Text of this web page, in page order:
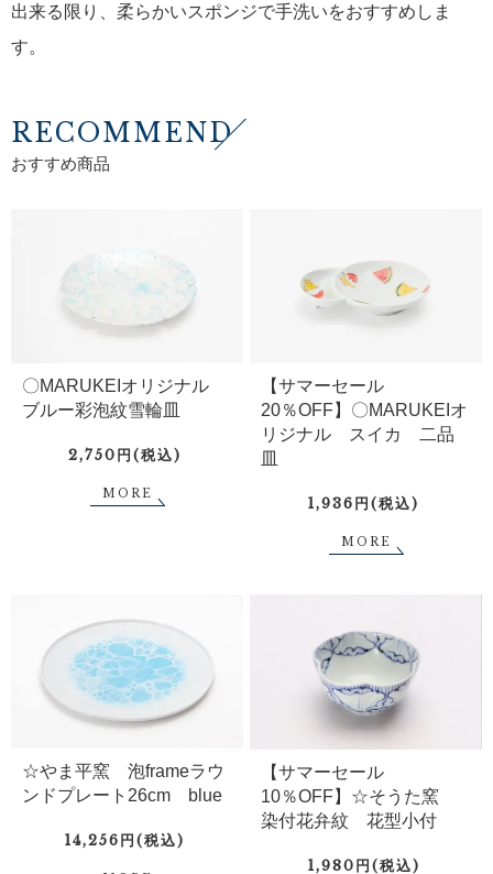
出来る限り、柔らかいスポンジで手洗いをおすすめしま
す。
RECOMMEND
おすすめ商品
〇MARUKEIオリジナル
ブルー彩泡紋雪輪皿
2,750円(税込)
MORE
【サマーセール
20％OFF】〇MARUKEIオ
リジナル スイカ 二品
皿
1,936円(税込)
MORE
☆やま平窯 泡frameラウ
ンドプレート26cm blue
14,256円(税込)
【サマーセール
10％OFF】☆そうた窯
染付花弁紋 花型小付
1,980円(税込)